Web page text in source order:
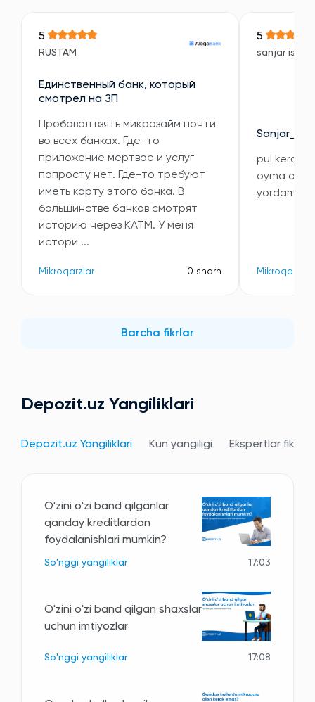
5
RUSTAM
Единственный банк, который
смотрел на ЗП
Пробовал взять микрозайм почти
во всех банках. Где-то
приложение мертвое и услуг
попросту нет. Где-то требуют
иметь карту этого банка. В
большинстве банков смотрят
историю через КАТМ. У меня
истори ...
Mikroqarzlar 0 sharh
5
sanjar
pul kerak
oyma oy 5
yordam
Mikroqarzlar
Barcha fikrlar
Depozit.uz Yangiliklari
Depozit.uz Yangiliklari Kun yangiligi Ekspertlar fikri
O'zini o'zi band qilganlar
qanday kreditlardan
foydalanishlari mumkin?
So'nggi yangiliklar 17:03
O'zini o'zi band qilgan shaxslar
uchun imtiyozlar
So'nggi yangiliklar 17:08